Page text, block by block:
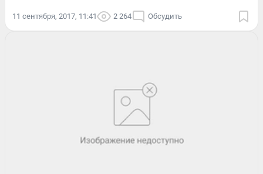
11 сентября, 2017, 11:41 2 264 Обсудить